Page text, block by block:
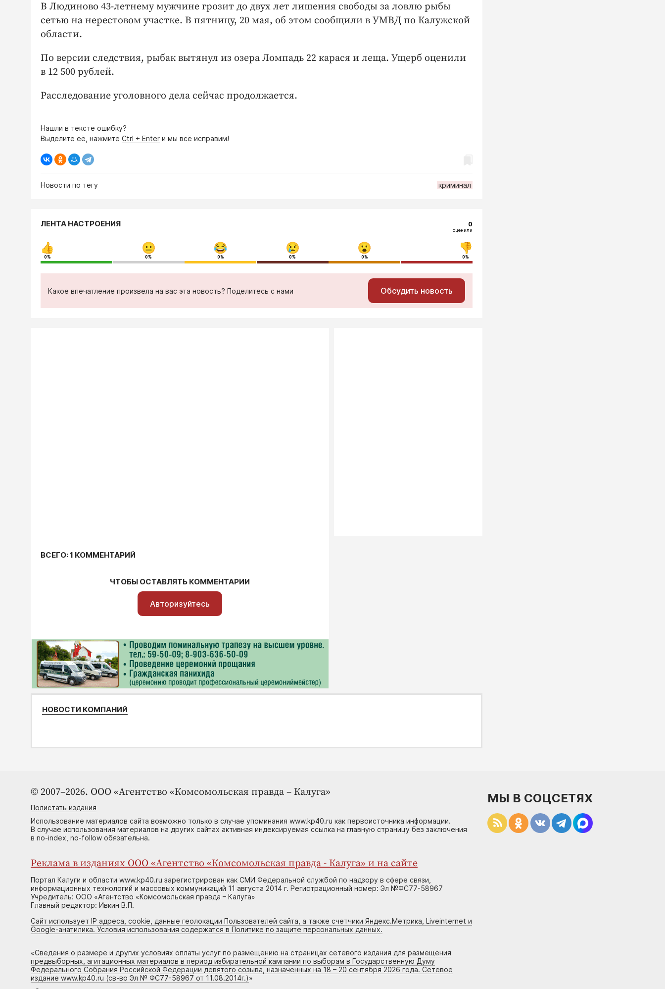
В Людиново 43-летнему мужчине грозит до двух лет лишения свободы за ловлю рыбы
сетью на нерестовом участке. В пятницу, 20 мая, об этом сообщили в УМВД по Калужской
области.
По версии следствия, рыбак вытянул из озера Ломпадь 22 карася и леща. Ущерб оценили
в 12 500 рублей.
Расследование уголовного дела сейчас продолжается.
Нашли в тексте ошибку?
Выделите её, нажмите Ctrl + Enter и мы всё исправим!
Новости по тегу криминал
ЛЕНТА НАСТРОЕНИЯ 0
оценили
0% 0% 0% 0% 0% 0%
Какое впечатление произвела на вас эта новость? Поделитесь с нами Обсудить новость
ВСЕГО: 1 КОММЕНТАРИЙ
ЧТОБЫ ОСТАВЛЯТЬ КОММЕНТАРИИ
Авторизуйтесь
НОВОСТИ КОМПАНИЙ
© 2007–2026. ООО «Агентство «Комсомольская правда – Калуга»
Полистать издания
Использование материалов сайта возможно только в случае упоминания www.kp40.ru как первоисточника информации.
В случае использования материалов на других сайтах активная индексируемая ссылка на главную страницу без заключения
в no-index, no-follow обязательна.
Реклама в изданиях ООО «Агентство «Комсомольская правда - Калуга» и на сайте
Портал Калуги и области www.kp40.ru зарегистрирован как СМИ Федеральной службой по надзору в сфере связи,
информационных технологий и массовых коммуникаций 11 августа 2014 г. Регистрационный номер: Эл №ФС77-58967
Учредитель: ООО «Агентство «Комсомольская правда – Калуга»
Главный редактор: Ивкин В.П.
Сайт использует IP адреса, cookie, данные геолокации Пользователей сайта, а также счетчики Яндекс.Метрика, Liveinternet и
Google-анатилика. Условия использования содержатся в Политике по защите персональных данных.
«Сведения о размере и других условиях оплаты услуг по размещению на страницах сетевого издания для размещения
предвыборных, агитационных материалов в период избирательной кампании по выборам в Государственную Думу
Федерального Собрания Российской Федерации девятого созыва, назначенных на 18 – 20 сентября 2026 года. Сетевое
издание www.kp40.ru (св-во Эл № ФС77-58967 от 11.08.2014г.)»
МЫ В СОЦСЕТЯХ